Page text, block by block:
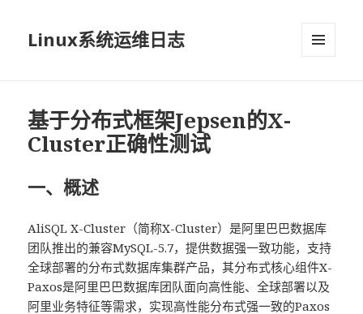
Linux系统运维日志
基于分布式框架Jepsen的X-
Cluster正确性测试
一、概述
AliSQL X-Cluster（简称X-Cluster）是阿里巴巴数据库
团队推出的兼容MySQL-5.7，提供数据强一致功能，支持
全球部署的分布式数据库集群产品，其分布式核心组件X-
Paxos是阿里巴巴数据库团队面向高性能、全球部署以及
阿里业务特征等需求，实现高性能分布式强一致的Paxos